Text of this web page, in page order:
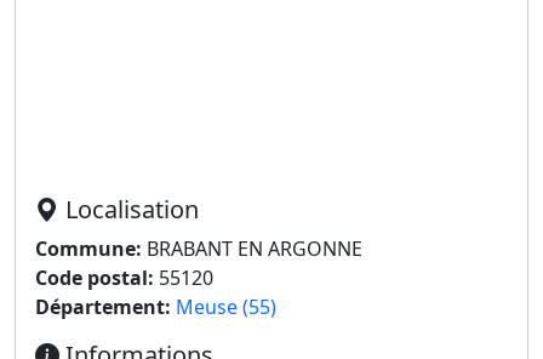
Localisation
Commune: BRABANT EN ARGONNE
Code postal: 55120
Département: Meuse (55)